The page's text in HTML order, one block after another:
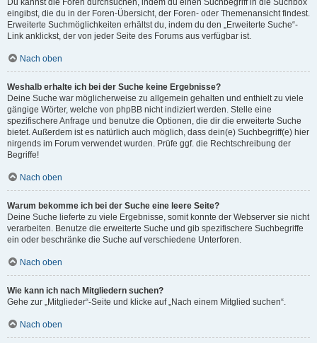
Du kannst die Foren durchsuchen, indem du einen Suchbegriff in die Suchbox
eingibst, die du in der Foren-Übersicht, der Foren- oder Themenansicht findest.
Erweiterte Suchmöglichkeiten erhältst du, indem du den „Erweiterte Suche“-
Link anklickst, der von jeder Seite des Forums aus verfügbar ist.
Nach oben
Weshalb erhalte ich bei der Suche keine Ergebnisse?
Deine Suche war möglicherweise zu allgemein gehalten und enthielt zu viele
gängige Wörter, welche von phpBB nicht indiziert werden. Stelle eine
spezifischere Anfrage und benutze die Optionen, die dir die erweiterte Suche
bietet. Außerdem ist es natürlich auch möglich, dass dein(e) Suchbegriff(e) hier
nirgends im Forum verwendet wurden. Prüfe ggf. die Rechtschreibung der
Begriffe!
Nach oben
Warum bekomme ich bei der Suche eine leere Seite?
Deine Suche lieferte zu viele Ergebnisse, somit konnte der Webserver sie nicht
verarbeiten. Benutze die erweiterte Suche und gib spezifischere Suchbegriffe
ein oder beschränke die Suche auf verschiedene Unterforen.
Nach oben
Wie kann ich nach Mitgliedern suchen?
Gehe zur „Mitglieder“-Seite und klicke auf „Nach einem Mitglied suchen“.
Nach oben